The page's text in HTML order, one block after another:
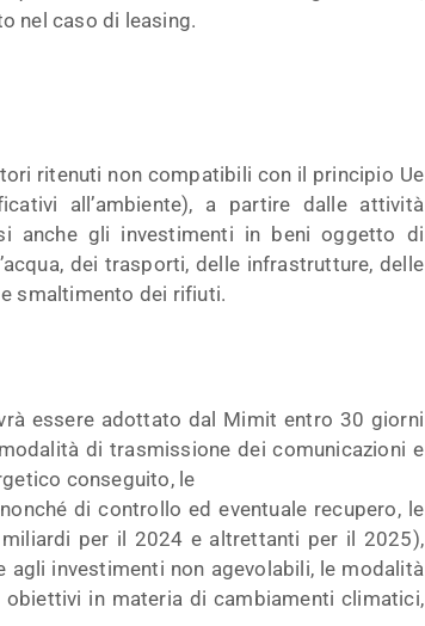
nel caso di leasing.
ritenuti non compatibili con il principio Ue
all’ambiente), a partire dalle attività
anche gli investimenti in beni oggetto di
dei trasporti, delle infrastrutture, delle
smaltimento dei rifiuti.
essere adottato dal Mimit entro 30 giorni
di trasmissione dei comunicazioni e
conseguito, le
di controllo ed eventuale recupero, le
per il 2024 e altrettanti per il 2025),
agli investimenti non agevolabili, le modalità
in materia di cambiamenti climatici,